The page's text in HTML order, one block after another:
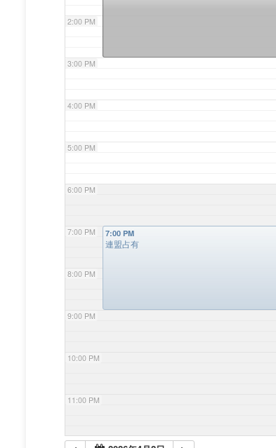
2:00 PM
3:00 PM
4:00 PM
5:00 PM
6:00 PM
7:00 PM
8:00 PM
9:00 PM
10:00 PM
11:00 PM
7:00 PM
連盟占有